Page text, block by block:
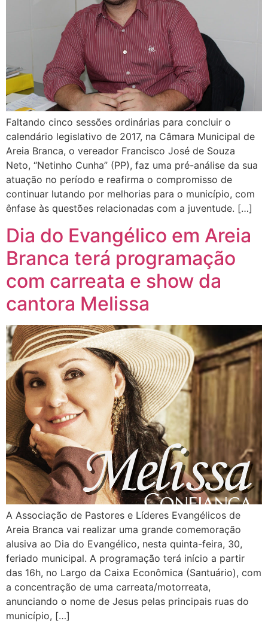
Faltando cinco sessões ordinárias para concluir o
calendário legislativo de 2017, na Câmara Municipal de
Areia Branca, o vereador Francisco José de Souza
Neto, “Netinho Cunha” (PP), faz uma pré-análise da sua
atuação no período e reafirma o compromisso de
continuar lutando por melhorias para o município, com
ênfase às questões relacionadas com a juventude. […]
Dia do Evangélico em Areia
Branca terá programação
com carreata e show da
cantora Melissa
A Associação de Pastores e Líderes Evangélicos de
Areia Branca vai realizar uma grande comemoração
alusiva ao Dia do Evangélico, nesta quinta-feira, 30,
feriado municipal. A programação terá início a partir
das 16h, no Largo da Caixa Econômica (Santuário), com
a concentração de uma carreata/motorreata,
anunciando o nome de Jesus pelas principais ruas do
município, […]